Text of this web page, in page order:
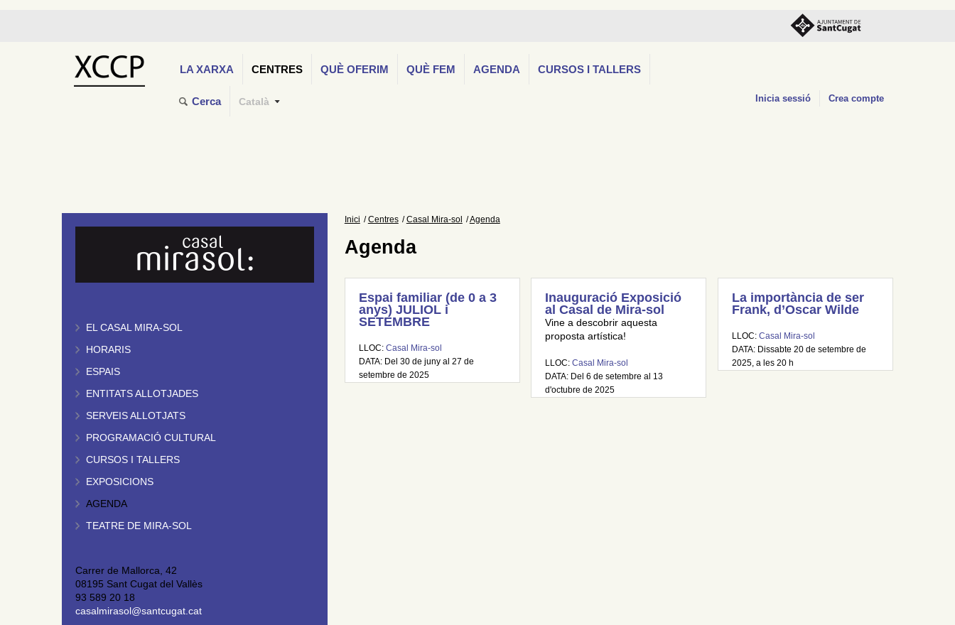
LA XARXA CENTRES QUÈ OFERIM QUÈ FEM AGENDA CURSOS I TALLERS
Cerca Català Inicia sessió Crea compte
EL CASAL MIRA-SOL
HORARIS
ESPAIS
ENTITATS ALLOTJADES
SERVEIS ALLOTJATS
PROGRAMACIÓ CULTURAL
CURSOS I TALLERS
EXPOSICIONS
AGENDA
TEATRE DE MIRA-SOL
Carrer de Mallorca, 42
08195 Sant Cugat del Vallès
93 589 20 18
casalmirasol@santcugat.cat
Inici Centres Casal Mira-sol Agenda
Agenda
Espai familiar (de 0 a 3
anys) JULIOL i
SETEMBRE
LLOC: Casal Mira-sol
DATA: Del 30 de juny al 27 de
setembre de 2025
Inauguració Exposició
al Casal de Mira-sol
Vine a descobrir aquesta
proposta artística!
LLOC:Casal Mira-sol
DATA: Del 6 de setembre al 13
d'octubre de 2025
La importància de ser
Frank, d’Oscar Wilde
LLOC: Casal Mira-sol
DATA: Dissabte 20 de setembre de
2025, a les 20 h